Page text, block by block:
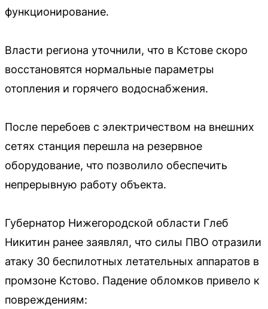
функционирование.
Власти региона уточнили, что в Кстове скоро
восстановятся нормальные параметры
отопления и горячего водоснабжения.
После перебоев с электричеством на внешних
сетях станция перешла на резервное
оборудование, что позволило обеспечить
непрерывную работу объекта.
Губернатор Нижегородской области Глеб
Никитин ранее заявлял, что силы ПВО отразили
атаку 30 беспилотных летательных аппаратов в
промзоне Кстово. Падение обломков привело к
повреждениям: